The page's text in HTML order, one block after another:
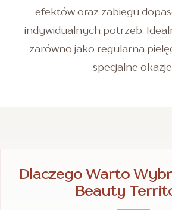
efektów oraz zabiegu
indywidualnych potrzeb.
zarówno jako regularna
specjalne
Dlaczego Warto
Beauty